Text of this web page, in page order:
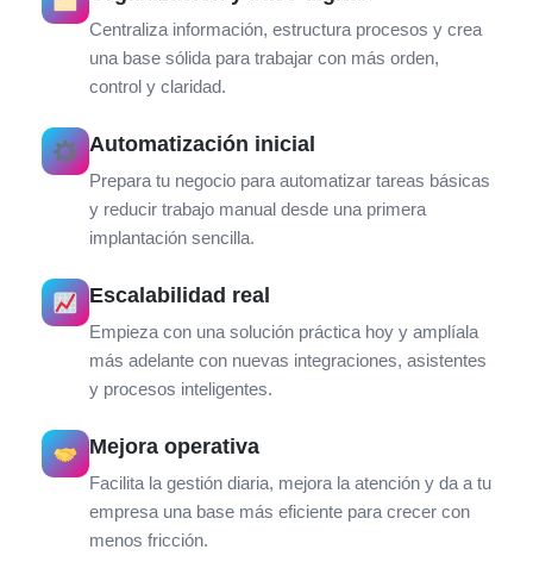
Centraliza información, estructura procesos y crea
una base sólida para trabajar con más orden,
control y claridad.
Automatización inicial
Prepara tu negocio para automatizar tareas básicas
y reducir trabajo manual desde una primera
implantación sencilla.
Escalabilidad real
Empieza con una solución práctica hoy y amplíala
más adelante con nuevas integraciones, asistentes
y procesos inteligentes.
Mejora operativa
Facilita la gestión diaria, mejora la atención y da a tu
empresa una base más eficiente para crecer con
menos fricción.